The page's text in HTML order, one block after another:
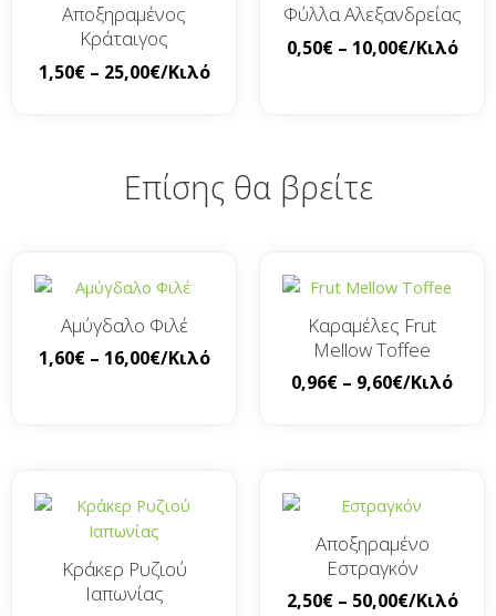
Αποξηραμένος
Κράταιγος
1,50€ – 25,00€/Κιλό
Φύλλα Αλεξανδρείας
0,50€ – 10,00€/Κιλό
Επίσης θα βρείτε
Αμύγδαλο Φιλέ
1,60€ – 16,00€/Κιλό
Καραμέλες Frut
Mellow Toffee
0,96€ – 9,60€/Κιλό
Κράκερ Ρυζιού
Ιαπωνίας
Αποξηραμένο
Εστραγκόν
2,50€ – 50,00€/Κιλό